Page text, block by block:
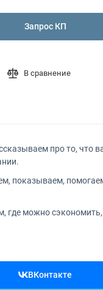
Запрос КП
В сравнение
про то, что
показываем,
где можно сэкономить,
ВКонтакте